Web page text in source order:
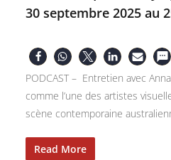
30 septembre 2025 au
PODCAST – Entretien avec
comme l’une des artistes
scène contemporaine
Read More